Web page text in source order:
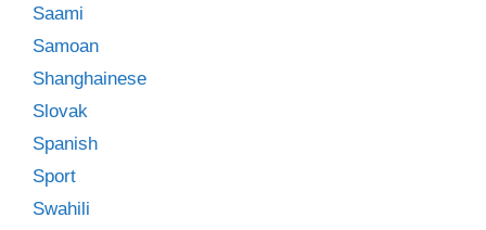
Saami
Samoan
Shanghainese
Slovak
Spanish
Sport
Swahili